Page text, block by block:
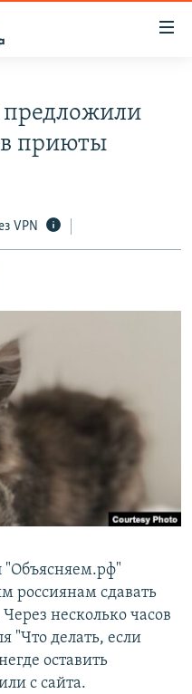
в приюты
VPN
"Объясняем.рф"
россиянам сдавать
несколько часов
"Что делать, если
оставить
с сайта.